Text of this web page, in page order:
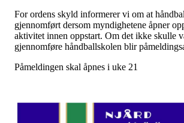
For ordens skyld informerer vi om at
gjennomført dersom myndighetene åpner
aktivitet innen oppstart. Om det ikke skulle
gjennomføre håndballskolen blir
Påmeldingen skal åpnes i uke 21